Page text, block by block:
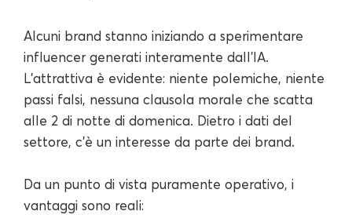
Alcuni brand stanno iniziando a sperimentare
influencer generati interamente dall'IA.
L'attrattiva è evidente: niente polemiche, niente
passi falsi, nessuna clausola morale che scatta
alle 2 di notte di domenica. Dietro i dati del
settore, c'è un interesse da parte dei brand.
Da un punto di vista puramente operativo, i
vantaggi sono reali: